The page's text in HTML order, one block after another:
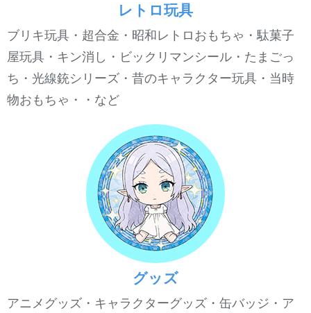
レトロ玩具
ブリキ玩具・超合金・昭和レトロおもちゃ・駄菓子
屋玩具・キン消し・ビックリマンシール・たまごっ
ち・光線銃シリーズ・昔のキャラクター玩具・当時
物おもちゃ・・など
グッズ
アニメグッズ・キャラクターグッズ・缶バッジ・ア